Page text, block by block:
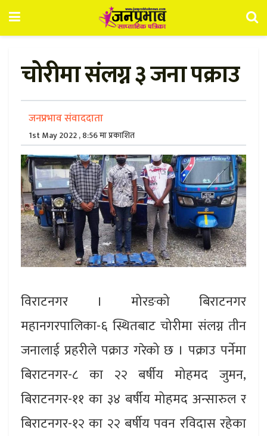
चोरीमा संलग्न ३ जना पक्राउ
जनप्रभाव संवाददाता
1st May 2022 , 8:56 मा प्रकाशित
विराटनगर । मोरङको बिराटनगर
महानगरपालिका-६ स्थितबाट चोरीमा संलग्न तीन
जनालाई प्रहरीले पक्राउ गरेको छ । पक्राउ पर्नेमा
बिराटनगर-८ का २२ बर्षीय मोहमद जुमन,
बिराटनगर-११ का ३४ बर्षीय मोहमद अन्सारुल र
बिराटनगर-१२ का २२ बर्षीय पवन रविदास रहेका